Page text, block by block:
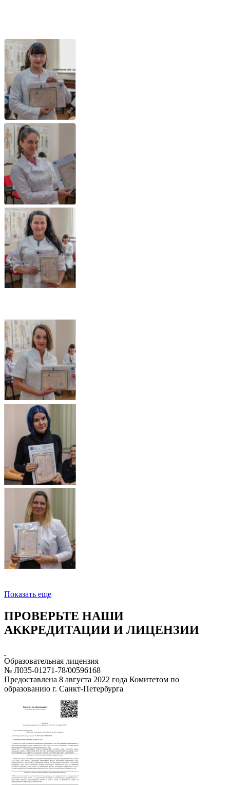
Показать еще
ПРОВЕРЬТЕ НАШИ
АККРЕДИТАЦИИ И ЛИЦЕНЗИИ
Образовательная лицензия
№ Л035-01271-78/00596168
Предоставлена 8 августа 2022 года Комитетом по
образованию г. Санкт-Петербурга